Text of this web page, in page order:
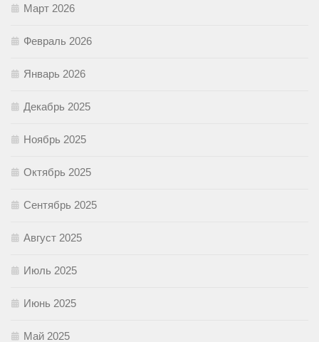
Март 2026
Февраль 2026
Январь 2026
Декабрь 2025
Ноябрь 2025
Октябрь 2025
Сентябрь 2025
Август 2025
Июль 2025
Июнь 2025
Май 2025